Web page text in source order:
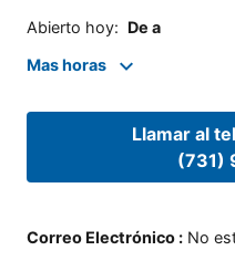
Abierto hoy: De a
Mas horas
Llamar al
(731)
Correo Electrónico : No